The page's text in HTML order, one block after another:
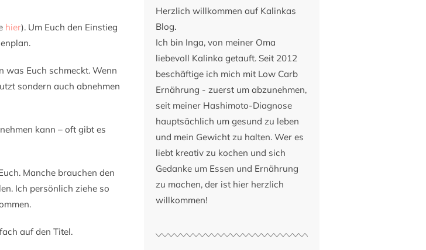
hier). Um Euch den Einstieg
was Euch schmeckt. Wenn
sondern auch abnehmen
kann – oft gibt es
Manche brauchen den
Ich persönlich ziehe so
auf den Titel.
Herzlich willkommen auf Kalinkas
Blog.
Ich bin Inga, von meiner Oma
liebevoll Kalinka getauft. Seit 2012
beschäftige ich mich mit Low Carb
Ernährung - zuerst um abzunehmen,
seit meiner Hashimoto-Diagnose
hauptsächlich um gesund zu leben
und mein Gewicht zu halten. Wer es
liebt kreativ zu kochen und sich
Gedanke um Essen und Ernährung
zu machen, der ist hier herzlich
willkommen!